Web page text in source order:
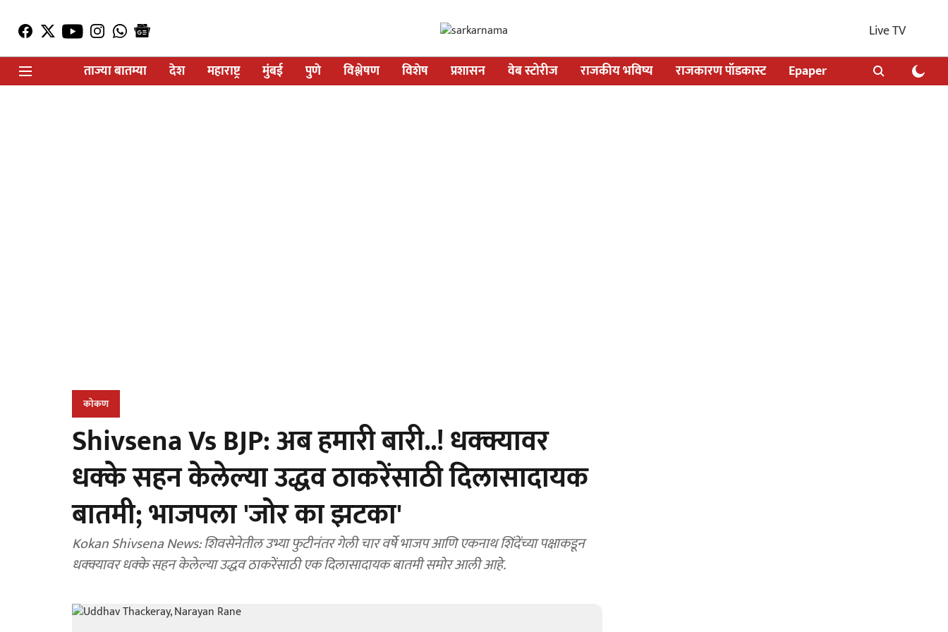
Live TV
ताज्या बातम्या
देश महाराष्ट्र मुंबई पुणे विश्लेषण विशेष प्रशासन वेब स्टोरीज राजकीय भविष्य राजकारण पॉडकास्ट Epaper
कोकण
Shivsena Vs BJP: अब हमारी बारी..! धक्क्यावर
धक्के सहन केलेल्या उद्धव ठाकरेंसाठी दिलासादायक
बातमी; भाजपला 'जोर का झटका'
Kokan Shivsena News: शिवसेनेतील उभ्या फुटीनंतर गेली चार वर्षे भाजप आणि एकनाथ शिंदेंच्या पक्षाकडून
धक्क्यावर धक्के सहन केलेल्या उद्धव ठाकरेंसाठी एक दिलासादायक बातमी समोर आली आहे.